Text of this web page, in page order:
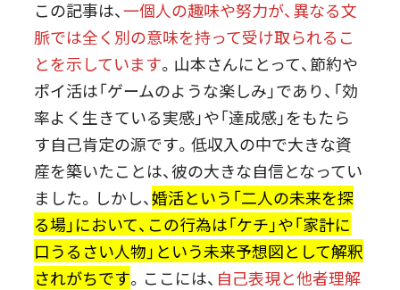
この記事は、一個人の趣味や努力が、異なる文
脈では全く別の意味を持って受け取られるこ
とを示しています。山本さんにとって、節約や
ポイ活は「ゲームのような楽しみ」であり、「効
率よく生きている実感」や「達成感」をもたら
す自己肯定の源です。低収入の中で大きな資
産を築いたことは、彼の大きな自信となってい
ました。しかし、婚活という「二人の未来を探
る場」において、この行為は「ケチ」や「家計に
口うるさい人物」という未来予想図として解釈
されがちです。ここには、 自己表現と他者理解